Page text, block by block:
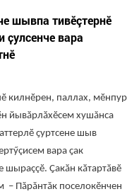
шывпа тивӗçтернӗ
вара
килнӗрен, паллах, мӗнпур
йывӑрлӑхӗсем хушăнса
ҫуртсене шыв
вара ҫак
шыраççӗ. Ҫакӑн кӑтартӑвӗ
– Пăрăнтăк поселокӗнчен